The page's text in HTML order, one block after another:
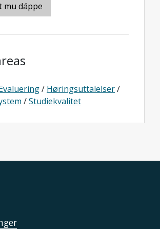
mu dáppe
/ Høringsuttalelser/
/Studiekvalitet